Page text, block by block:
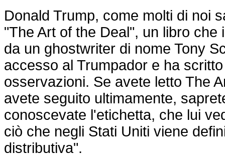
Donald Trump, come molti di noi
"The Art of the Deal", un libro che
da un ghostwriter di nome Tony
accesso al Trumpador e ha
osservazioni. Se avete letto The
avete seguito ultimamente,
conoscevate l'etichetta, che lui
ciò che negli Stati Uniti viene
distributiva".